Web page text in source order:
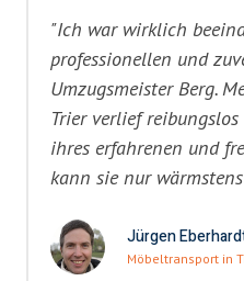
"Ich war wirklich
professionellen und
Umzugsmeister Berg.
Trier verlief
ihres erfahrenen und
kann sie nur
Jürgen
Möbeltransport in